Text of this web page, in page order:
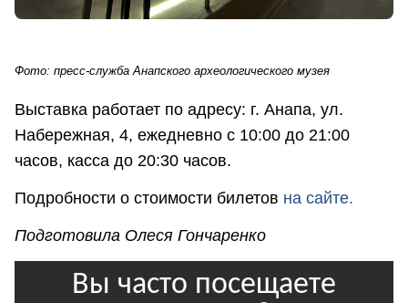
Фото: пресс-служба Анапского археологического музея
Выставка работает по адресу: г. Анапа, ул.
Набережная, 4, ежедневно с 10:00 до 21:00
часов, касса до 20:30 часов.
Подробности о стоимости билетов на сайте.
Подготовила Олеся Гончаренко